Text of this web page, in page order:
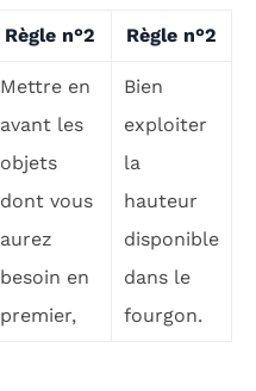
Règle n°2 Règle n°2
Mettre en
avant les
objets
dont vous
aurez
besoin en
premier,
Bien
exploiter
la
hauteur
disponible
dans le
fourgon.